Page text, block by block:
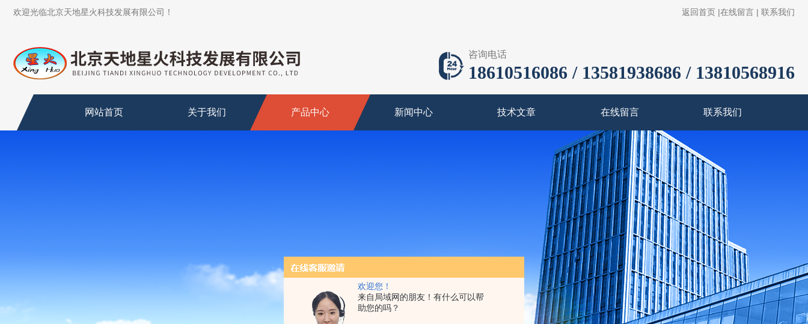
欢迎您！
来自局域网的朋友！有什么可以帮
助您的吗？
欢迎光临北京天地星火科技发展有限公司！ 返回首页 |在线留言 | 联系我们
咨询电话
18610516086 / 13581938686 / 13810568916
网站首页 关于我们 产品中心 新闻中心 技术文章 在线留言 联系我们